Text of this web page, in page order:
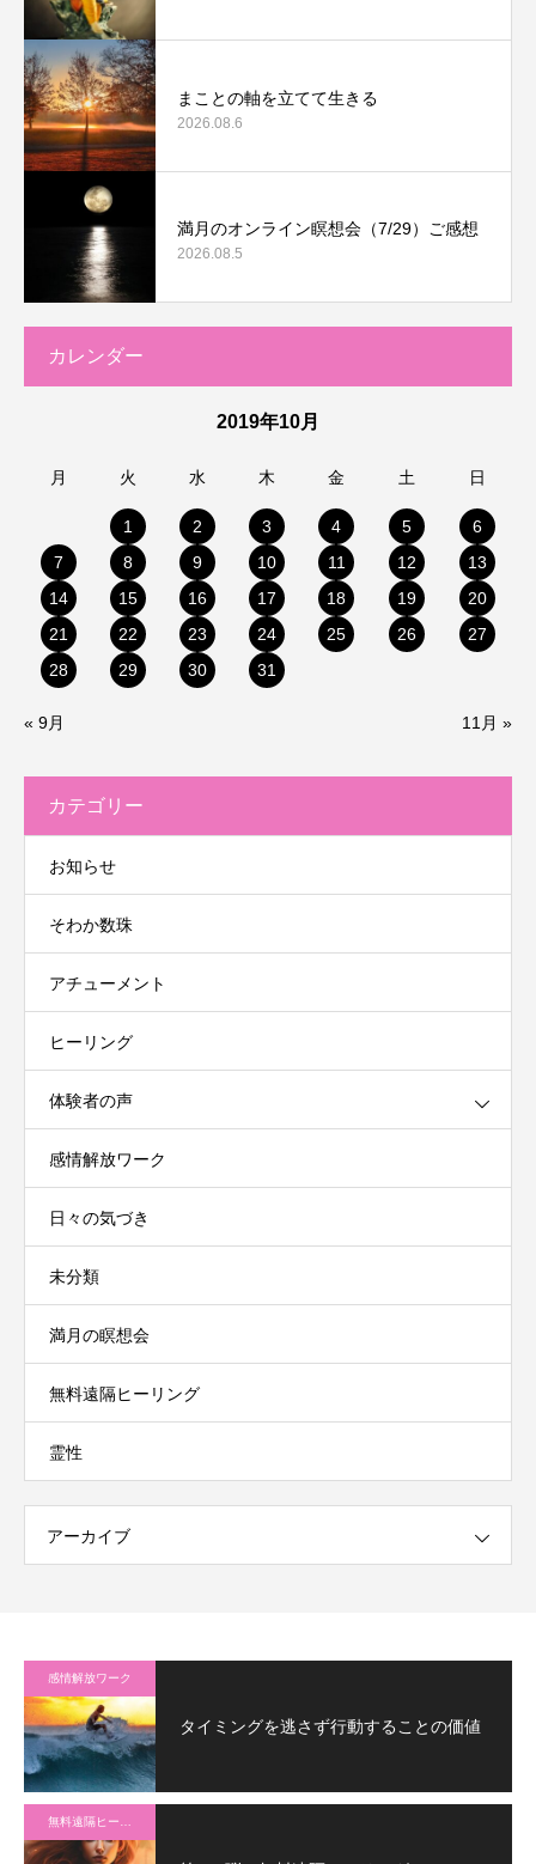
まことの軸を立てて生きる
2026.08.6
満月のオンライン瞑想会（7/29）ご感想
2026.08.5
カレンダー
2019年10月
月 火 水 木 金 土 日
1 2 3 4 5
6
7
8 9 10 11 12
13
14
15 16 17 18 19
20
21
22 23 24 25 26
27
28
29 30 31
« 9月 11月 »
カテゴリー
お知らせ
そわか数珠
アチューメント
ヒーリング
体験者の声
感情解放ワーク
日々の気づき
未分類
満月の瞑想会
無料遠隔ヒーリング
霊性
アーカイブ
感情解放ワーク
タイミングを逃さず行動することの価値